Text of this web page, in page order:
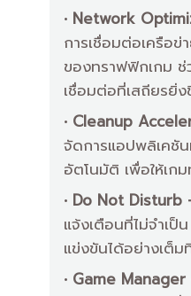
Network
การเชื่อมต่อเครือ
ของทราฟฟิกเกม ช่
เชื่อมต่อที่เสถียรยิ่ง
Cleanup
จัดการแอปพลิเคชั
อัตโนมัติ เพื่อให้เก
Do Not Disturb
แจ้งเตือนที่ไม่จำเป็
แข่งขันได้อย่างเต็ม
Game